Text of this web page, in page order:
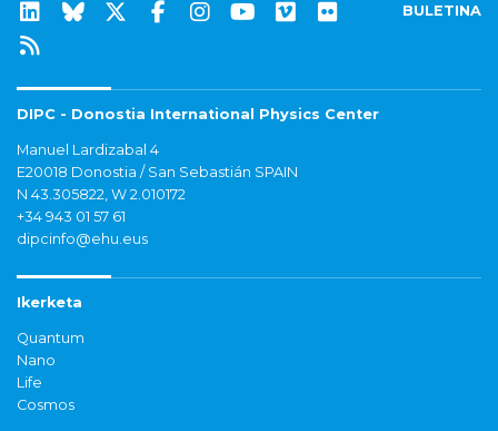
BULETINA
DIPC - Donostia International Physics Center
Manuel Lardizabal 4
E20018 Donostia / San Sebastián SPAIN
N 43.305822, W 2.010172
+34 943 01 57 61
dipcinfo@ehu.eus
Ikerketa
Quantum
Nano
Life
Cosmos